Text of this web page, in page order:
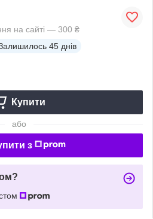
на сайті — 300 ₴
45 днів
Купити
або
з